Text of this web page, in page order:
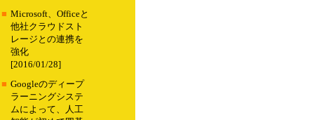
■ Microsoft、Officeと
他社クラウドスト
レージとの連携を
強化
[2016/01/28]
■ Googleのディープ
ラーニングシステ
ムによって、人工